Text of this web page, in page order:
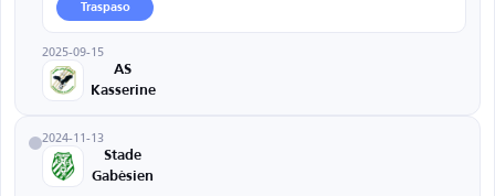
Traspaso
2025-09-15
AS
Kasserine
2024-11-13
Stade
Gabèsien